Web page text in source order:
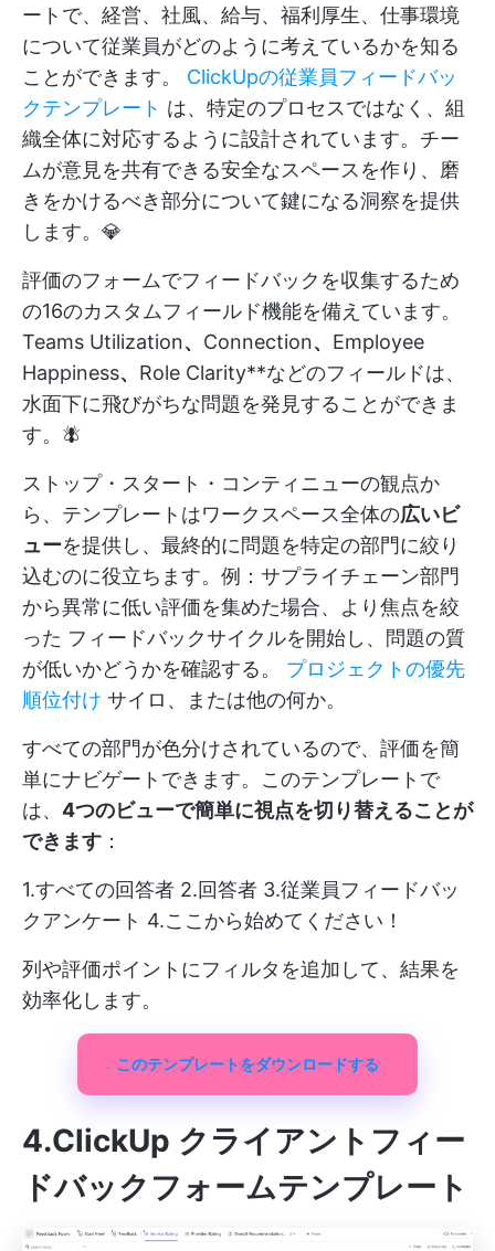
ートで、経営、社風、給与、福利厚生、仕事環境
について従業員がどのように考えているかを知る
ことができます。 ClickUpの従業員フィードバッ
クテンプレート は、特定のプロセスではなく、組
織全体に対応するように設計されています。チー
ムが意見を共有できる安全なスペースを作り、磨
きをかけるべき部分について鍵になる洞察を提供
します。💎
評価のフォームでフィードバックを収集するため
の16のカスタムフィールド機能を備えています。
Teams Utilization、 Connection、 Employee
Happiness、 Role Clarity**などのフィールドは、
水面下に飛びがちな問題を発見することができま
す。🪰
ストップ・スタート・コンティニューの観点か
ら、テンプレートはワークスペース全体の広いビ
ューを提供し、最終的に問題を特定の部門に絞り
込むのに役立ちます。例：サプライチェーン部門
から異常に低い評価を集めた場合、より焦点を絞
った フィードバックサイクルを開始し、問題の質
が低いかどうかを確認する。 プロジェクトの優先
順位付け サイロ、または他の何か。
すべての部門が色分けされているので、評価を簡
単にナビゲートできます。このテンプレートで
は、 4つのビューで簡単に視点を切り替えることが
できます ：
1.すべての回答者 2.回答者 3.従業員フィードバッ
クアンケート 4.ここから始めてください！
列や評価ポイントにフィルタを追加して、結果を
効率化します。
このテンプレートをダウンロードする
4.ClickUp クライアントフィー
ドバックフォームテンプレート